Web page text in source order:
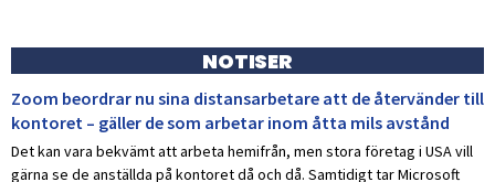
NOTISER
Zoom beordrar nu sina distansarbetare att de återvänder till
kontoret – gäller de som arbetar inom åtta mils avstånd
Det kan vara bekvämt att arbeta hemifrån, men stora företag i USA vill
gärna se de anställda på kontoret då och då. Samtidigt tar Microsoft